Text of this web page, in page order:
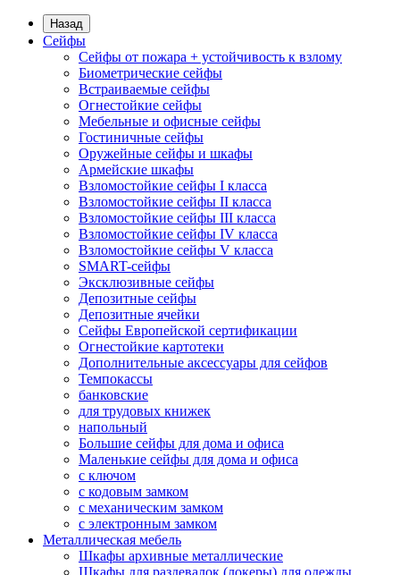
Назад
Сейфы
Сейфы от пожара + устойчивость к взлому
Биометрические сейфы
Встраиваемые сейфы
Огнестойкие сейфы
Мебельные и офисные сейфы
Гостиничные сейфы
Оружейные сейфы и шкафы
Армейские шкафы
Взломостойкие сейфы I класса
Взломостойкие сейфы II класса
Взломостойкие сейфы III класса
Взломостойкие сейфы IV класса
Взломостойкие сейфы V класса
SMART-сейфы
Эксклюзивные сейфы
Депозитные сейфы
Депозитные ячейки
Сейфы Европейской сертификации
Огнестойкие картотеки
Дополнительные аксессуары для сейфов
Темпокассы
банковские
для трудовых книжек
напольный
Большие сейфы для дома и офиса
Маленькие сейфы для дома и офиса
с ключом
с кодовым замком
с механическим замком
с электронным замком
Металлическая мебель
Шкафы архивные металлические
Шкафы для раздевалок (локеры) для одежды